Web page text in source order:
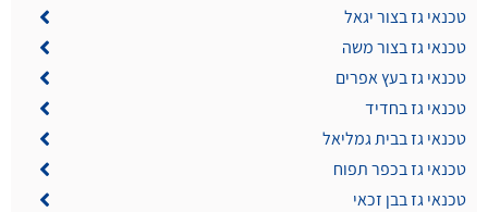
טכנאי גז בצור יגאל
טכנאי גז בצור משה
טכנאי גז בעץ אפרים
טכנאי גז בחדיד
טכנאי גז בבית גמליאל
טכנאי גז בכפר תפוח
טכנאי גז בבן זכאי